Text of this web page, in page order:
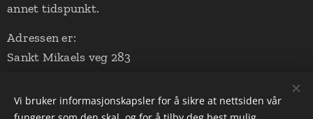
annet tidspunkt.
Adressen er:
Sankt Mikaels veg 283
(Aalerud Stall - nede ved ridebanen)
Vi bruker informasjonskapsler for å sikre at nettsiden vår